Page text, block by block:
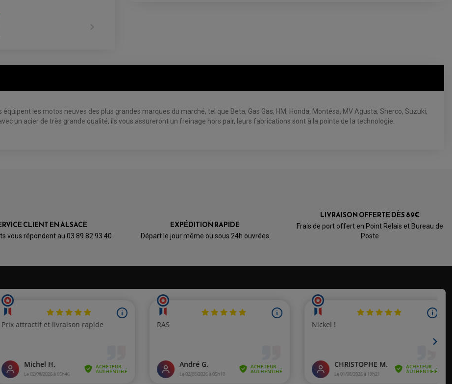

équipent les motos neuves des plus grandes marques du marché, tel que Beta, Gas Gas, HM, Honda, Montésa, MV Agusta, Sherco, Suzuki,
un acier de très grande qualité, ils vous assureront un freinage hors pair, leurs fabrications sont à la pointe de la technologie.
CLIENT EN ALSACE
vous répondent au 03 89 82 93 40
EXPÉDITION RAPIDE
Départ le jour même ou sous 24h ouvrées
LIVRAISON OFFERTE DÈS 89€
Frais de port offert en Point Relais et Bureau de
Poste